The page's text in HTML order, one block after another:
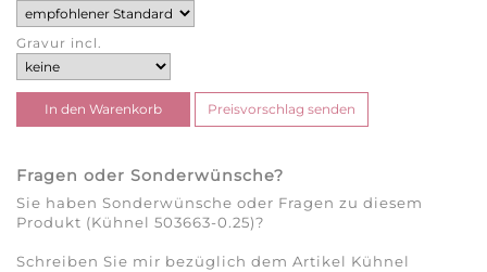
Gravur incl.
Fragen oder Sonderwünsche?
Sie haben Sonderwünsche oder Fragen zu diesem
Produkt (Kühnel 503663-0.25)?
Schreiben Sie mir bezüglich dem Artikel Kühnel